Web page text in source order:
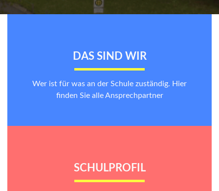
DAS SIND WIR
Wer ist für was an der Schule zuständig. Hier
finden Sie alle Ansprechpartner
SCHULPROFIL